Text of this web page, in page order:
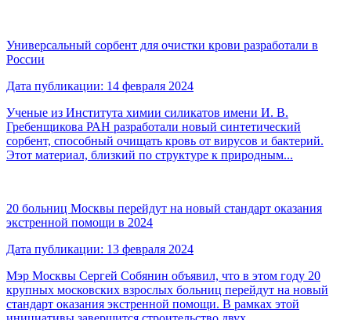
Универсальный сорбент для очистки крови разработали в
России
Дата публикации: 14 февраля 2024
Ученые из Института химии силикатов имени И. В.
Гребенщикова РАН разработали новый синтетический
сорбент, способный очищать кровь от вирусов и бактерий.
Этот материал, близкий по структуре к природным...
20 больниц Москвы перейдут на новый стандарт оказания
экстренной помощи в 2024
Дата публикации: 13 февраля 2024
Мэр Москвы Сергей Собянин объявил, что в этом году 20
крупных московских взрослых больниц перейдут на новый
стандарт оказания экстренной помощи. В рамках этой